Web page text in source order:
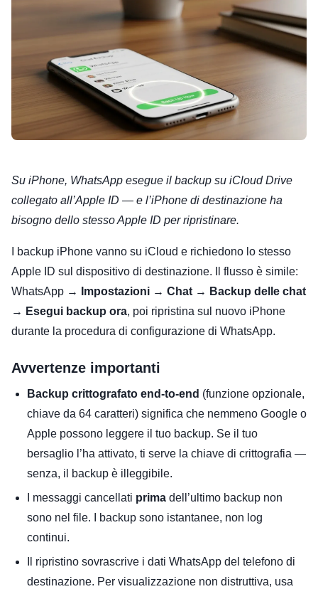
Su iPhone, WhatsApp esegue il backup su iCloud Drive
collegato all’Apple ID — e l’iPhone di destinazione ha
bisogno dello stesso Apple ID per ripristinare.
I backup iPhone vanno su iCloud e richiedono lo stesso
Apple ID sul dispositivo di destinazione. Il flusso è simile:
WhatsApp →
Impostazioni → Chat → Backup delle chat
→ Esegui backup ora, poi ripristina sul nuovo iPhone
durante la procedura di configurazione di WhatsApp.
Avvertenze importanti
Backup crittografato end-to-end (funzione opzionale,
chiave da 64 caratteri) significa che nemmeno Google o
Apple possono leggere il tuo backup. Se il tuo
bersaglio l’ha attivato, ti serve la chiave di crittografia —
senza, il backup è illeggibile.
I messaggi cancellati prima dell’ultimo backup non
sono nel file. I backup sono istantanee, non log
continui.
Il ripristino sovrascrive i dati WhatsApp del telefono di
destinazione. Per visualizzazione non distruttiva, usa